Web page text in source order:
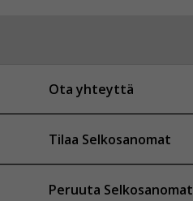
Ota yhteyttä
Tilaa Selkosanomat
Peruuta Selkosanomat